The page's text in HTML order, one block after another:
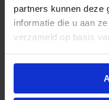
partners kunnen deze
informatie die u aan
verzameld op basis
verlichting
modellen in twee
met multilumen
Belangrijkste
Multilumen: Elke